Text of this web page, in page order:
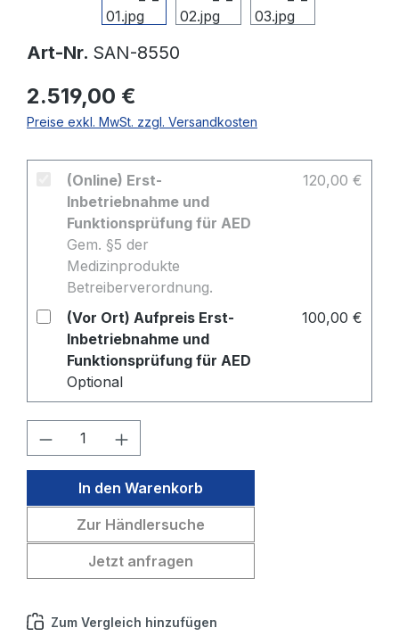
Art-Nr. SAN-8550
2.519,00 €
Preise exkl. MwSt. zzgl. Versandkosten
(Online) Erst-
Inbetriebnahme und
Funktionsprüfung für AED
Gem. §5 der
Medizinprodukte
Betreiberverordnung.
120,00 €
(Vor Ort) Aufpreis Erst-
Inbetriebnahme und
Funktionsprüfung für AED
Optional
100,00 €
Produkt Anzahl: Gib den
In den Warenkorb
Zur Händlersuche
Jetzt anfragen
Zum Vergleich hinzufügen